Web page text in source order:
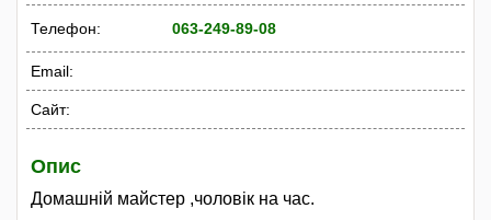
Телефон: 063-249-89-08
Email:
Сайт:
Опис
Домашній майстер ,чоловік на час.